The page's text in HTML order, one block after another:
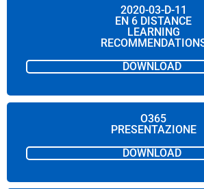
2020-03-D-11
EN 6 DISTANCE
LEARNING
DOWNLOAD
O365
PRESENTAZIONE
DOWNLOAD